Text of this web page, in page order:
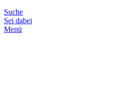
Suche
Sei dabei
Menü